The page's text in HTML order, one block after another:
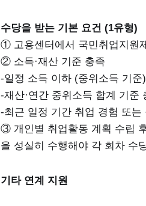
수당을 받는 기본 요건 (1유형)
① 고용센터에서 국민취업지원
② 소득·재산 기준 충족
-일정 소득 이하 (중위소득 기준)
-재산·연간 중위소득 합계 기준
-최근 일정 기간 취업 경험 또는
③ 개인별 취업활동 계획 수립
을 성실히 수행해야 각 회차 수
기타 연계 지원